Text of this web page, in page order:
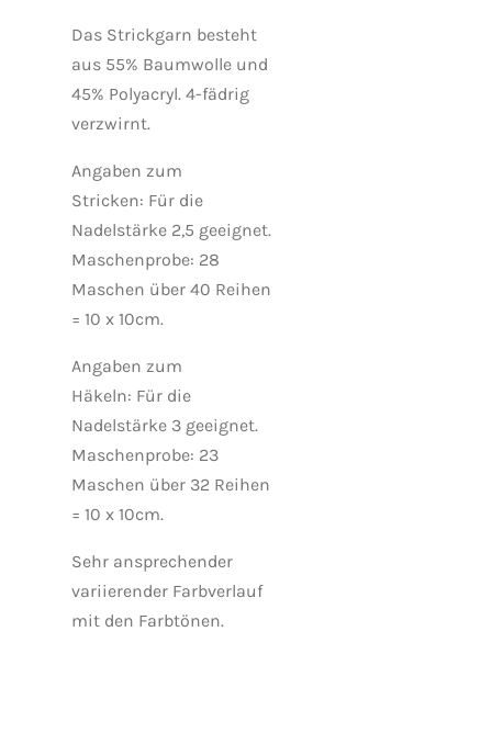
Das Strickgarn besteht
aus 55% Baumwolle und
45% Polyacryl. 4-fädrig
verzwirnt.
Angaben zum
Stricken: Für die
Nadelstärke 2,5 geeignet.
Maschenprobe: 28
Maschen über 40 Reihen
= 10 x 10cm.
Angaben zum
Häkeln: Für die
Nadelstärke 3 geeignet.
Maschenprobe: 23
Maschen über 32 Reihen
= 10 x 10cm.
Sehr ansprechender
variierender Farbverlauf
mit den Farbtönen.